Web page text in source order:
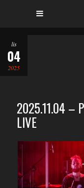
lis
04
2025
2025.11.04 –
LIVE